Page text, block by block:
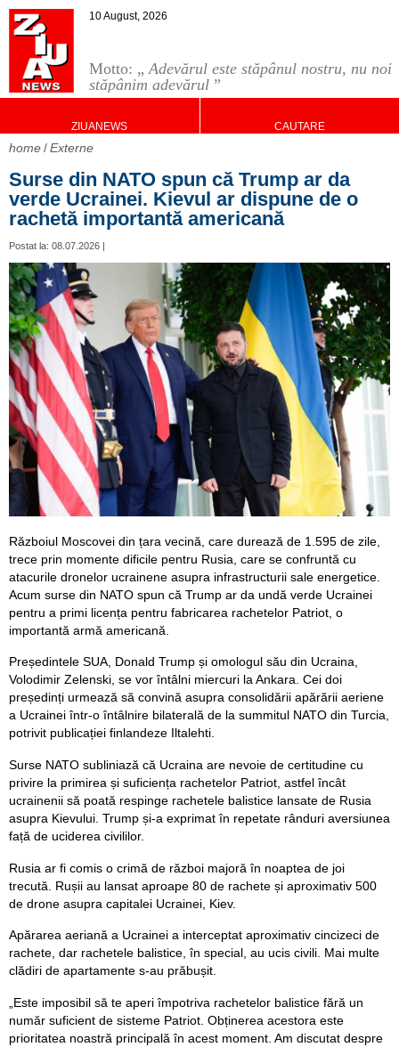
Motto: „Adevărul este stăpânul nostru, nu noi
stăpânim adevărul ”
10 August, 2026
ZIUANEWS CAUTARE
home Externe
Surse din NATO spun că Trump ar da
verde Ucrainei. Kievul ar dispune de o
rachetă importantă americană
Postat la: 08.07.2026 |
Războiul Moscovei din țara vecină, care durează de 1.595 de zile,
trece prin momente dificile pentru Rusia, care se confruntă cu
atacurile dronelor ucrainene asupra infrastructurii sale energetice.
Acum surse din NATO spun că Trump ar da undă verde Ucrainei
pentru a primi licența pentru fabricarea rachetelor Patriot, o
importantă armă americană.
Președintele SUA, Donald Trump și omologul său din Ucraina,
Volodimir Zelenski, se vor întâlni miercuri la Ankara. Cei doi
președinți urmează să convină asupra consolidării apărării aeriene
a Ucrainei într-o întâlnire bilaterală de la summitul NATO din Turcia,
potrivit publicației finlandeze Iltalehti.
Surse NATO subliniază că Ucraina are nevoie de certitudine cu
privire la primirea și suficiența rachetelor Patriot, astfel încât
ucrainenii să poată respinge rachetele balistice lansate de Rusia
asupra Kievului. Trump și-a exprimat în repetate rânduri aversiunea
față de uciderea civililor.
Rusia ar fi comis o crimă de război majoră în noaptea de joi
trecută. Rușii au lansat aproape 80 de rachete și aproximativ 500
de drone asupra capitalei Ucrainei, Kiev.
Apărarea aeriană a Ucrainei a interceptat aproximativ cincizeci de
rachete, dar rachetele balistice, în special, au ucis civili. Mai multe
clădiri de apartamente s-au prăbușit.
„Este imposibil să te aperi împotriva rachetelor balistice fără un
număr suficient de sisteme Patriot. Obținerea acestora este
prioritatea noastră principală în acest moment. Am discutat despre